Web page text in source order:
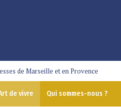
de Marseille et en Provence
de vivre Qui sommes-nous ?